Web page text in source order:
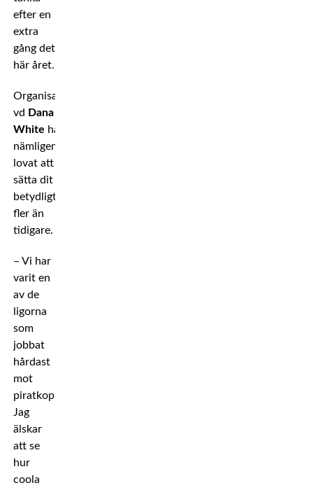
efter en
extra
gång det
här året.
Organisationens
vd Dana
White har
nämligen
lovat att
sätta dit
betydligt
fler än
tidigare.
– Vi har
varit en
av de
ligorna
som
jobbat
hårdast
mot
piratkopiering.
Jag
älskar
att se
hur
coola